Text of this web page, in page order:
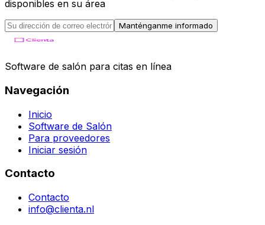
disponibles en su área
Manténganme informado
Software de salón para citas en línea
Navegación
Inicio
Software de Salón
Para proveedores
Iniciar sesión
Contacto
Contacto
info@clienta.nl